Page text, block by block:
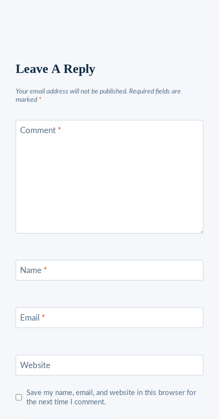
Leave A Reply
Your email address will not be published. Required fields are
marked *
Comment *
Name *
Email *
Website
Save my name, email, and website in this browser for
the next time I comment.